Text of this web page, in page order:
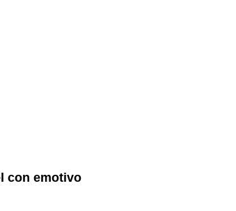
con emotivo